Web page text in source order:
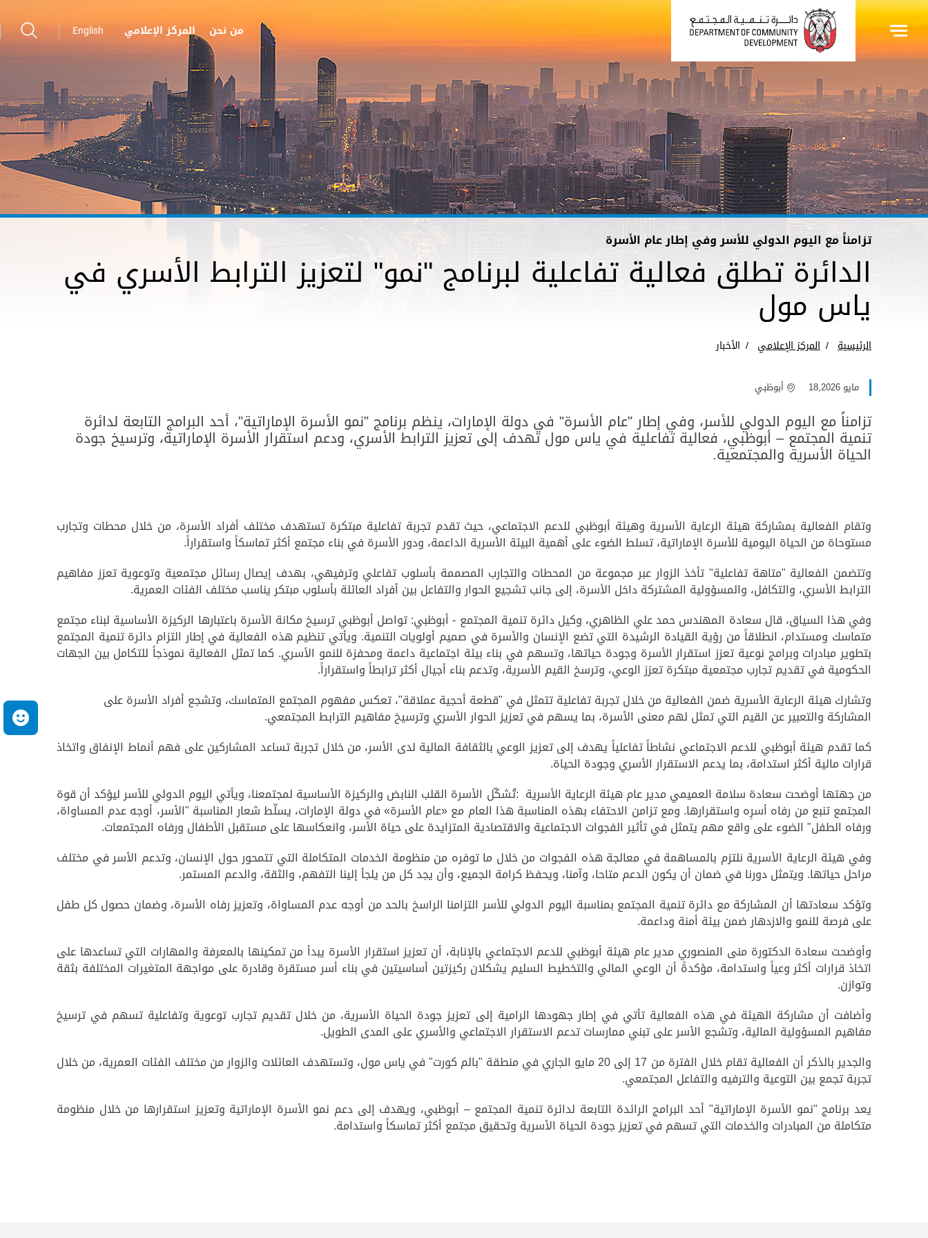
من نحن المركز الإعلامي English
تزامناً مع اليوم الدولي للأسر وفي إطار عام الأسرة
الدائرة تطلق فعالية تفاعلية لبرنامج "نمو" لتعزيز الترابط الأسري في
ياس مول
الرئيسية المركز الإعلامي الأخبار
مايو 18,2026 أبوظبي
تزامناً مع اليوم الدولي للأسر، وفي إطار "عام الأسرة" في دولة الإمارات، ينظم برنامج "نمو الأسرة الإماراتية"، أحد البرامج التابعة لدائرة
تنمية المجتمع – أبوظبي، فعالية تفاعلية في ياس مول تهدف إلى تعزيز الترابط الأسري، ودعم استقرار الأسرة الإماراتية، وترسيخ جودة
الحياة الأسرية والمجتمعية.
وتقام الفعالية بمشاركة هيئة الرعاية الأسرية وهيئة أبوظبي للدعم الاجتماعي، حيث تقدم تجربة تفاعلية مبتكرة تستهدف مختلف أفراد الأسرة، من خلال محطات وتجارب
مستوحاة من الحياة اليومية للأسرة الإماراتية، تسلط الضوء على أهمية البيئة الأسرية الداعمة، ودور الأسرة في بناء مجتمع أكثر تماسكاً واستقراراً.
وتتضمن الفعالية "متاهة تفاعلية" تأخذ الزوار عبر مجموعة من المحطات والتجارب المصممة بأسلوب تفاعلي وترفيهي، بهدف إيصال رسائل مجتمعية وتوعوية تعزز مفاهيم
الترابط الأسري، والتكافل، والمسؤولية المشتركة داخل الأسرة، إلى جانب تشجيع الحوار والتفاعل بين أفراد العائلة بأسلوب مبتكر يناسب مختلف الفئات العمرية.
وفي هذا السياق، قال سعادة المهندس حمد علي الظاهري، وكيل دائرة تنمية المجتمع - أبوظبي: تواصل أبوظبي ترسيخ مكانة الأسرة باعتبارها الركيزة الأساسية لبناء مجتمع
متماسك ومستدام، انطلاقاً من رؤية القيادة الرشيدة التي تضع الإنسان والأسرة في صميم أولويات التنمية. ويأتي تنظيم هذه الفعالية في إطار التزام دائرة تنمية المجتمع
بتطوير مبادرات وبرامج نوعية تعزز استقرار الأسرة وجودة حياتها، وتسهم في بناء بيئة اجتماعية داعمة ومحفزة للنمو الأسري. كما تمثل الفعالية نموذجاً للتكامل بين الجهات
الحكومية في تقديم تجارب مجتمعية مبتكرة تعزز الوعي، وترسخ القيم الأسرية، وتدعم بناء أجيال أكثر ترابطاً واستقراراً.
وتشارك هيئة الرعاية الأسرية ضمن الفعالية من خلال تجربة تفاعلية تتمثل في "قطعة أحجية عملاقة"، تعكس مفهوم المجتمع المتماسك، وتشجع أفراد الأسرة على
المشاركة والتعبير عن القيم التي تمثل لهم معنى الأسرة، بما يسهم في تعزيز الحوار الأسري وترسيخ مفاهيم الترابط المجتمعي.
كما تقدم هيئة أبوظبي للدعم الاجتماعي نشاطاً تفاعلياً يهدف إلى تعزيز الوعي بالثقافة المالية لدى الأسر، من خلال تجربة تساعد المشاركين على فهم أنماط الإنفاق واتخاذ
قرارات مالية أكثر استدامة، بما يدعم الاستقرار الأسري وجودة الحياة.
من جهتها أوضحت سعادة سلامة العميمي مدير عام هيئة الرعاية الأسرية :تُشكّل الأسرة القلب النابض والركيزة الأساسية لمجتمعنا، ويأتي اليوم الدولي للأسر ليؤكد أن قوة
المجتمع تنبع من رفاه أسرِه واستقرارها. ومع تزامن الاحتفاء بهذه المناسبة هذا العام مع «عام الأسرة» في دولة الإمارات، يسلّط شعار المناسبة "الأسر، أوجه عدم المساواة،
ورفاه الطفل" الضوء على واقع مهم يتمثل في تأثير الفجوات الاجتماعية والاقتصادية المتزايدة على حياة الأسر، وانعكاسها على مستقبل الأطفال ورفاه المجتمعات.
وفي هيئة الرعاية الأسرية نلتزم بالمساهمة في معالجة هذه الفجوات من خلال ما توفره من منظومة الخدمات المتكاملة التي تتمحور حول الإنسان، وتدعم الأسر في مختلف
مراحل حياتها. ويتمثل دورنا في ضمان أن يكون الدعم متاحا، وآمنا، ويحفظ كرامة الجميع، وأن يجد كل من يلجأ إلينا التفهم، والثقة، والدعم المستمر.
وتؤكد سعادتها أن المشاركة مع دائرة تنمية المجتمع بمناسبة اليوم الدولي للأسر التزامنا الراسخ بالحد من أوجه عدم المساواة، وتعزيز رفاه الأسرة، وضمان حصول كل طفل
على فرصة للنمو والازدهار ضمن بيئة أمنة وداعمة.
وأوضحت سعادة الدكتورة منى المنصوري مدير عام هيئة أبوظبي للدعم الاجتماعي بالإنابة، أن تعزيز استقرار الأسرة يبدأ من تمكينها بالمعرفة والمهارات التي تساعدها على
اتخاذ قرارات أكثر وعياً واستدامة، مؤكدةً أن الوعي المالي والتخطيط السليم يشكلان ركيزتين أساسيتين في بناء أسر مستقرة وقادرة على مواجهة المتغيرات المختلفة بثقة
وتوازن.
وأضافت أن مشاركة الهيئة في هذه الفعالية تأتي في إطار جهودها الرامية إلى تعزيز جودة الحياة الأسرية، من خلال تقديم تجارب توعوية وتفاعلية تسهم في ترسيخ
مفاهيم المسؤولية المالية، وتشجع الأسر على تبني ممارسات تدعم الاستقرار الاجتماعي والأسري على المدى الطويل.
والجدير بالذكر أن الفعالية تقام خلال الفترة من 17 إلى 20 مايو الجاري في منطقة "بالم كورت" في ياس مول، وتستهدف العائلات والزوار من مختلف الفئات العمرية، من خلال
تجربة تجمع بين التوعية والترفيه والتفاعل المجتمعي.
يعد برنامج "نمو الأسرة الإماراتية" أحد البرامج الرائدة التابعة لدائرة تنمية المجتمع – أبوظبي، ويهدف إلى دعم نمو الأسرة الإماراتية وتعزيز استقرارها من خلال منظومة
متكاملة من المبادرات والخدمات التي تسهم في تعزيز جودة الحياة الأسرية وتحقيق مجتمع أكثر تماسكاً واستدامة.